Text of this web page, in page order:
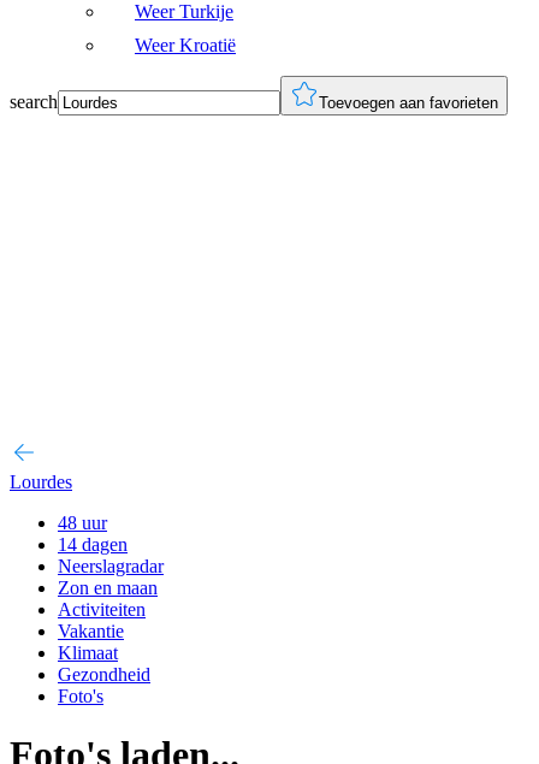
Weer Turkije
Weer Kroatië
search Toevoegen aan favorieten
Lourdes
48 uur
14 dagen
Neerslagradar
Zon en maan
Activiteiten
Vakantie
Klimaat
Gezondheid
Foto's
Foto's laden...